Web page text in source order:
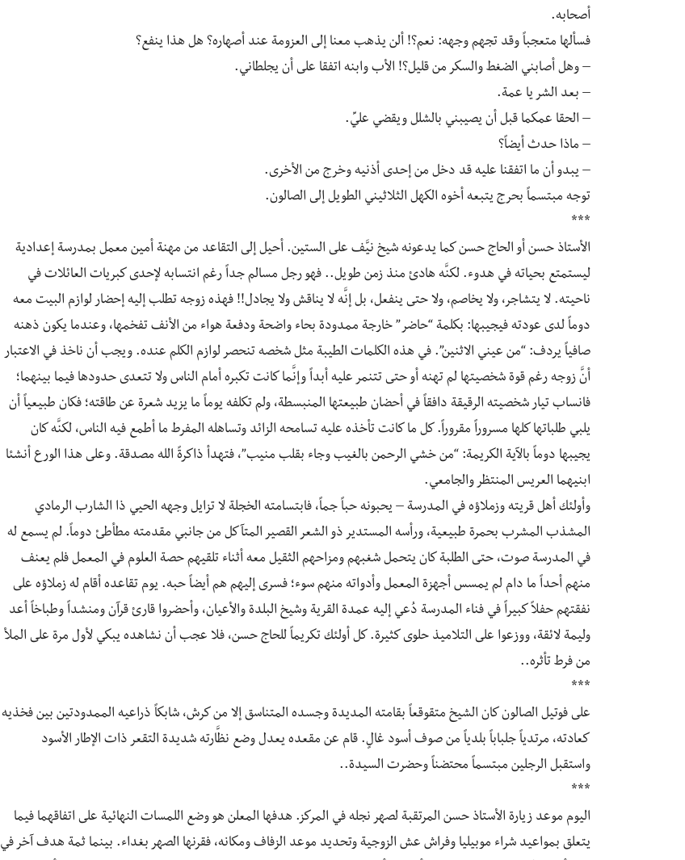
أصحابه.
فسألها متعجباً وقد تجهم وجهه: نعم؟! ألن يذهب معنا إلى العزومة عند أصهاره؟ هل هذا ينفع؟
– وهل أصابني الضغط والسكر من قليل؟! الأب وابنه اتفقا على أن يجلطاني.
– بعد الشر يا عمة.
– الحقا عمكما قبل أن يصيبني بالشلل ويقضي عليِّ.
– ماذا حدث أيضاً؟
– يبدو أن ما اتفقنا عليه قد دخل من إحدى أذنيه وخرج من الأخرى.
توجه مبتسماً بحرج يتبعه أخوه الكهل الثلاثيني الطويل إلى الصالون.
***
الأستاذ حسن أو الحاج حسن كما يدعونه شيخ نيَّف على الستين. أحيل إلى التقاعد من مهنة أمين معمل بمدرسة إعدادية
ليستمتع بحياته في هدوء. لكنَّه هادئ منذ زمن طويل.. فهو رجل مسالم جداً رغم انتسابه لإحدى كبريات العائلات في
ناحيته. لا يتشاجر، ولا يخاصم، ولا حتى ينفعل، بل إنَّه لا يناقش ولا يجادل!! فهذه زوجه تطلب إليه إحضار لوازم البيت معه
دوماً لدى عودته فيجيبها: بكلمة “حاضر” خارجة ممدودة بحاء واضحة ودفعة هواء من الأنف تفخمها، وعندما يكون ذهنه
صافياً يردف: “من عيني الاثنين”. في هذه الكلمات الطيبة مثل شخصه تنحصر لوازم الكلم عنده. ويجب أن ناخذ في الاعتبار
أنَّ زوجه رغم قوة شخصيتها لم تهنه أو حتى تتنمر عليه أبداً وإنَّما كانت تكبره أمام الناس ولا تتعدى حدودها فيما بينهما؛
فانساب تيار شخصيته الرقيقة دافقاً في أحضان طبيعتها المنبسطة، ولم تكلفه يوماً ما يزيد شعرة عن طاقته؛ فكان طبيعياً أن
يلبي طلباتها كلها مسروراً مقروراً. كل ما كانت تأخذه عليه تسامحه الزائد وتساهله المفرط ما أطمع فيه الناس، لكنَّه كان
يجيبها دوماً بالآية الكريمة: “من خشي الرحمن بالغيب وجاء بقلب منيب”، فتهدأ ذاكرةً الله مصدقة. وعلى هذا الورع أنشئا
ابنيهما العريس المنتظر والجامعي.
وأولئك أهل قريته وزملاؤه في المدرسة – يحبونه حباً جماً، فابتسامته الخجلة لا تزايل وجهه الحيي ذا الشارب الرمادي
المشذب المشرب بحمرة طبيعية، ورأسه المستدير ذو الشعر القصير المتآكل من جانبي مقدمته مطأطئ دوماً. لم يسمع له
في المدرسة صوت، حتى الطلبة كان يتحمل شغبهم ومزاحهم الثقيل معه أثناء تلقيهم حصة العلوم في المعمل فلم يعنف
منهم أحداً ما دام لم يمسس أجهزة المعمل وأدواته منهم سوء؛ فسرى إليهم هم أيضاً حبه. يوم تقاعده أقام له زملاؤه على
نفقتهم حفلاً كبيراً في فناء المدرسة دُعي إليه عمدة القرية وشيخ البلدة والأعيان، وأحضروا قارئ قرآن ومنشداً وطباخاً أعد
وليمة لائقة، ووزعوا على التلاميذ حلوى كثيرة. كل أولئك تكريماً للحاج حسن، فلا عجب أن نشاهده يبكي لأول مرة على الملأ
من فرط تأثره..
***
على فوتيل الصالون كان الشيخ متقوقعاً بقامته المديدة وجسده المتناسق إلا من كرش، شابكاً ذراعيه الممدودتين بين فخذيه
كعادته، مرتدياً جلباباً بلدياً من صوف أسود غالٍ. قام عن مقعده يعدل وضع نظَّارته شديدة التقعر ذات الإطار الأسود
واستقبل الرجلين مبتسماً محتضناً وحضرت السيدة..
***
اليوم موعد زيارة الأستاذ حسن المرتقبة لصهر نجله في المركز. هدفها المعلن هو وضع اللمسات النهائية على اتفاقهما فيما
يتعلق بمواعيد شراء موبيليا وفراش عش الزوجية وتحديد موعد الزفاف ومكانه، فقرنها الصهر بغداء. بينما ثمة هدف آخر في